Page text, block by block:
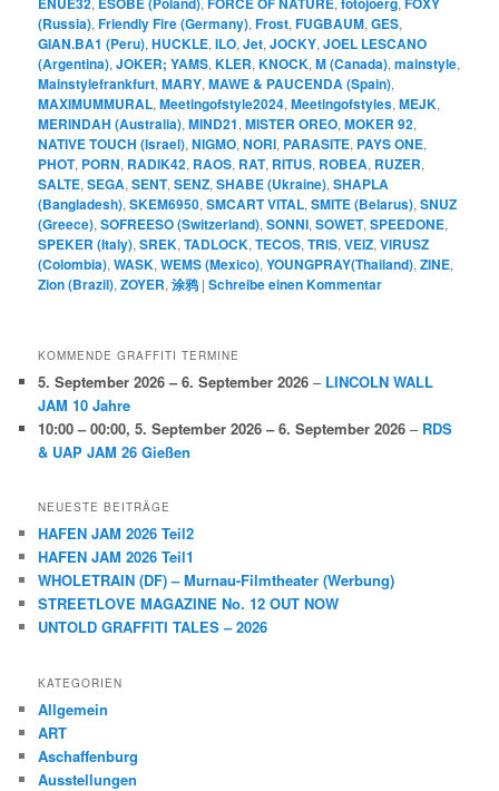
(Russia),Friendly Fire (Germany),Frost,FUGBAUM,GES,
GIAN.BA1 (Peru),HUCKLE,ILO,Jet,JOCKY,JOEL LESCANO
(Argentina),JOKER; YAMS,KLER,KNOCK,M (Canada),mainstyle,
Mainstylefrankfurt,MARY,MAWE & PAUCENDA (Spain),
MAXIMUMMURAL,Meetingofstyle2024,Meetingofstyles,MEJK,
MERINDAH (Australia),MIND21,MISTER OREO,MOKER 92,
NATIVE TOUCH (Israel),NIGMO,NORI, PARASITE, PAYS ONE,
PHOT, PORN, RADIK42, RAOS, RAT, RITUS, ROBEA, RUZER,
SALTE,SEGA,SENT,SENZ,SHABE (Ukraine),SHAPLA
(Bangladesh),SKEM6950,SMCART VITAL,SMITE (Belarus),SNUZ
(Greece),SOFREESO (Switzerland),SONNI,SOWET,SPEEDONE,
SPEKER (Italy),SREK,TADLOCK,TECOS,TRIS,VEIZ,VIRUSZ
(Colombia),WASK,WEMS (Mexico),YOUNGPRAY(Thailand),ZINE,
Zion (Brazil),ZOYER,涂鸦 |Schreibe einen Kommentar
KOMMENDE GRAFFITI TERMINE
5. September 2026 – 6. September 2026 – LINCOLN WALL
JAM 10 Jahre
10:00 – 00:00,5. September 2026 – 6. September 2026 – RDS
& UAP JAM 26 Gießen
NEUESTE BEITRÄGE
HAFEN JAM 2026 Teil2
HAFEN JAM 2026 Teil1
WHOLETRAIN (DF) – Murnau-Filmtheater (Werbung)
STREETLOVE MAGAZINE No. 12 OUT NOW
UNTOLD GRAFFITI TALES – 2026
KATEGORIEN
Allgemein
ART
Aschaffenburg
Ausstellungen